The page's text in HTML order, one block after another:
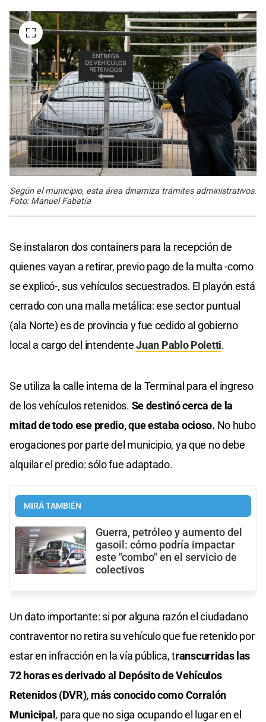
Según el municipio, esta área dinamiza trámites administrativos.
Foto: Manuel Fabatía
Se instalaron dos containers para la recepción de
quienes vayan a retirar, previo pago de la multa -como
se explicó-, sus vehículos secuestrados. El playón está
cerrado con una malla metálica: ese sector puntual
(ala Norte) es de provincia y fue cedido al gobierno
local a cargo del intendenteJuan Pablo Poletti.
Se utiliza la calle interna de la Terminal para el ingreso
de los vehículos retenidos. Se destinó cerca de la
mitad de todo ese predio, que estaba ocioso. No hubo
erogaciones por parte del municipio, ya que no debe
alquilar el predio: sólo fue adaptado.
MIRÁ TAMBIÉN
Guerra, petróleo y aumento del
gasoil: cómo podría impactar
este "combo" en el servicio de
colectivos
Un dato importante: si por alguna razón el ciudadano
contraventor no retira su vehículo que fue retenido por
estar en infracción en la vía pública, transcurridas las
72 horas es derivado al Depósito de Vehículos
Retenidos (DVR), más conocido como Corralón
Municipal , para que no siga ocupando el lugar en el